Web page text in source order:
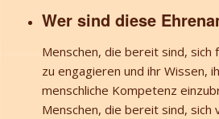
Wer sind diese
Menschen, die bereit sind, sich
zu engagieren und ihr Wissen,
menschliche Kompetenz
Menschen, die bereit sind, sich